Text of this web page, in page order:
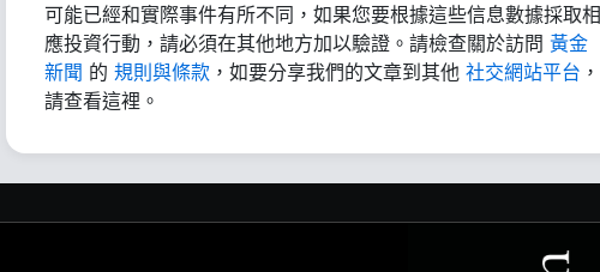
可能已經和實際事件有所不同，如果您要根據這些信息數據採取相
應投資行動，請必須在其他地方加以驗證。請檢查關於訪問 黃金
新聞 的 規則與條款 ，如要分享我們的文章到其他 社交網站平台 ，
請查看這裡。